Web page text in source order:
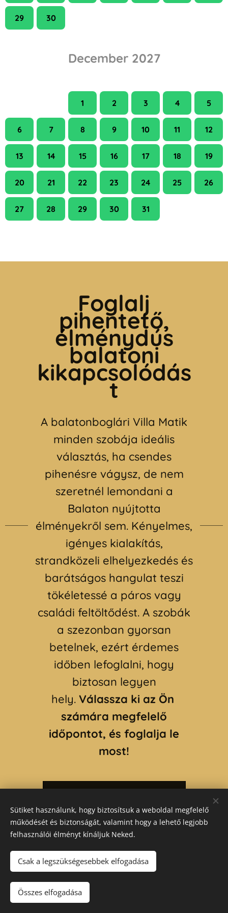
29 30
December 2027
1
2 3 4 5
6 7 8 9 10 11 12
13 14 15 16 17 18 19
20 21 22 23 24 25 26
27 28 29 30 31
Foglalj
pihentető,
élménydús
balatoni
kikapcsolódás
t
A balatonboglári Villa Matik
minden szobája ideális
választás, ha csendes
pihenésre vágysz, de nem
szeretnél lemondani a
Balaton nyújtotta
élményekről sem. Kényelmes,
igényes kialakítás,
strandközeli elhelyezkedés és
barátságos hangulat teszi
tökéletessé a páros vagy
családi feltöltődést. A szobák
a szezonban gyorsan
betelnek, ezért érdemes
időben lefoglalni, hogy
biztosan legyen
hely. Válassza ki az Ön
számára megfelelő
időpontot, és foglalja le
most!
Kapcsolat:
8630 Balatonboglár, Halász u. 1.
Sütiket használunk, hogy biztosítsuk a weboldal megfelelő
működését és biztonságát, valamint hogy a lehető legjobb
felhasználói élményt kínáljuk Neked.
Csak a legszükségesebbek elfogadása
Összes elfogadása